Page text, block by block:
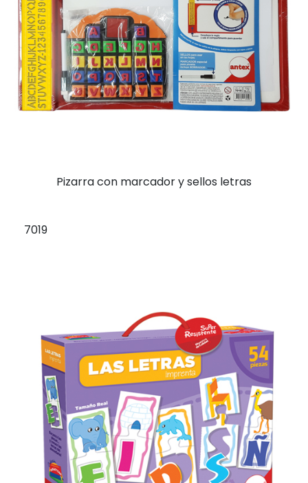
Pizarra con marcador y sellos letras
7019